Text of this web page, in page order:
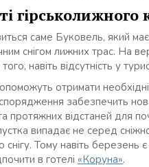
гірськолижного
саме Буковель, який
снігом лижних трас. На
навіть відсутність у
отримати
забезпечить
протяжних відстаней для
випадає не серед
снігу. Тому навіть
в готелі «Коруна».